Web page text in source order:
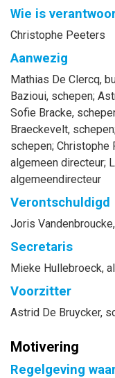
Wie is
Christophe Peeters
Aanwezig
Mathias De Clercq,
Bazioui, schepen;
Sofie Bracke,
Braeckevelt, schepen
schepen; Christophe
algemeen directeur;
algemeendirecteur
Verontschuldigd
Joris Vandenbroucke
Secretaris
Mieke Hullebroeck,
Voorzitter
Astrid De Bruycker,
Motivering
Regelgeving